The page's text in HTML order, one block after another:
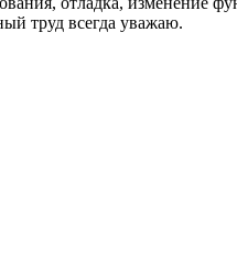
труд всегда уважаю.